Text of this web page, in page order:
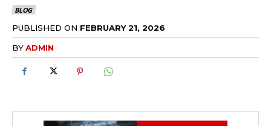
BLOG
PUBLISHED ON FEBRUARY 21, 2026
BYADMIN